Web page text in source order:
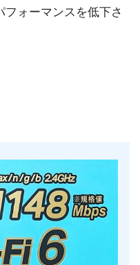
ォーマンスを低下さ